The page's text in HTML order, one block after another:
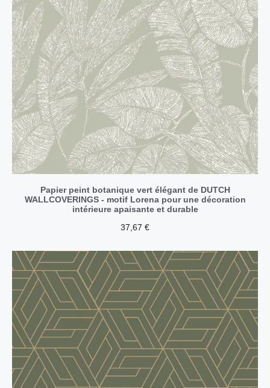
Papier peint botanique vert élégant de DUTCH
WALLCOVERINGS - motif Lorena pour une décoration
intérieure apaisante et durable
37,67 €